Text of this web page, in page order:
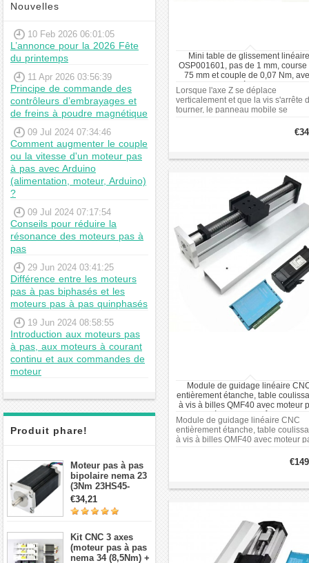
Nouvelles
10 Feb 2026 06:01:05
L’annonce pour la 2026 Fête
du printemps
11 Apr 2026 03:56:39
Principe de commande des
contrôleurs d’embrayages et
de freins à poudre magnétique
09 Jul 2024 07:34:46
Comment augmenter le couple
ou la vitesse d'un moteur pas
à pas avec Arduino
(alimentation, moteur, Arduino)
?
09 Jul 2024 07:17:54
Conseils pour réduire la
résonance des moteurs pas à
pas
29 Jun 2024 03:41:25
Différence entre les moteurs
pas à pas biphasés et les
moteurs pas à pas quinphasés
19 Jun 2024 08:58:55
Introduction aux moteurs pas
à pas, aux moteurs à courant
continu et aux commandes de
moteur
Produit phare!
Moteur pas à pas
bipolaire nema 23
(3Nm 23HS45-
4204S 4,2A 1,8 deg
3,78V 4 fils）
€34,21
Kit CNC 3 axes
(moteur pas à pas
nema 34 (8,5Nm) +
Mini table de glissement linéaire
OSP001601, pas de 1 mm, course
75 mm et couple de 0,07 Nm,
moteur pas à pas Nema 11
Lorsque l'axe Z se déplace
verticalement et que la vis s'arrête
tourner, le panneau mobile se
L'actionneur de mouvement
mm.
Module de guidage linéaire
entièrement étanche, table
à vis à billes QMF40 avec moteur
à pas et contrôleur
Module de guidage linéaire CNC
entièrement étanche, table
à vis à billes QMF40 avec moteur